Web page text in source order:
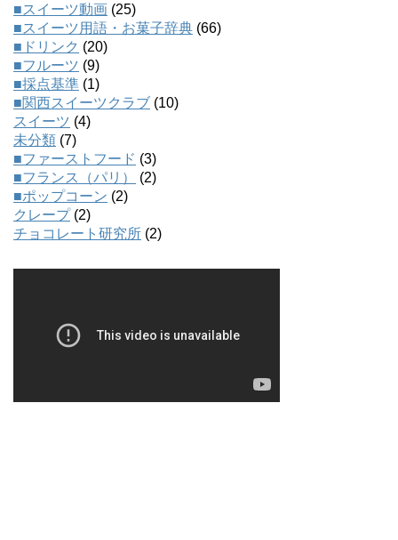
■スイーツ動画 (25)
■スイーツ用語・お菓子辞典 (66)
■ドリンク (20)
■フルーツ (9)
■採点基準 (1)
■関西スイーツクラブ (10)
スイーツ (4)
未分類 (7)
■ファーストフード (3)
■フランス（パリ）
(2)
■ポップコーン (2)
クレープ(2)
チョコレート研究所 (2)